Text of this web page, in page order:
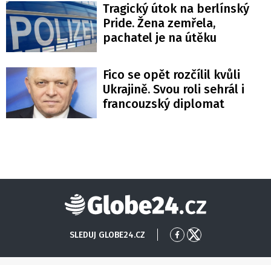
Tragický útok na berlínský
Pride. Žena zemřela,
pachatel je na útěku
Fico se opět rozčílil kvůli
Ukrajině. Svou roli sehrál i
francouzský diplomat
Globe24
SLEDUJ GLOBE24.CZ
Přejít
Facebook
Přejít
X